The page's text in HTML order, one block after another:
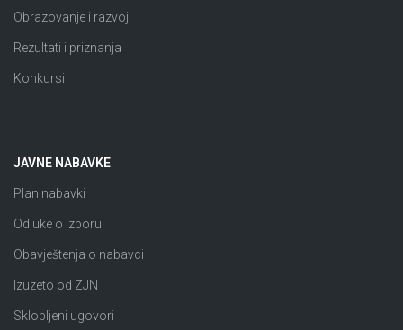
Obrazovanje i razvoj
Rezultati i priznanja
Konkursi
JAVNE NABAVKE
Plan nabavki
Odluke o izboru
Obavještenja o nabavci
Izuzeto od ZJN
Sklopljeni ugovori